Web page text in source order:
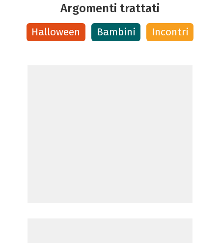
Argomenti trattati
Halloween Bambini Incontri